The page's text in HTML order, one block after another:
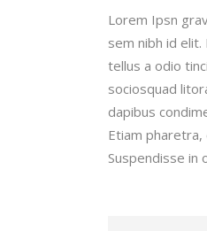
Lorem Ipsn
sem nibh id
tellus a odio
sociosquad
dapibus
Etiam
Suspendisse in